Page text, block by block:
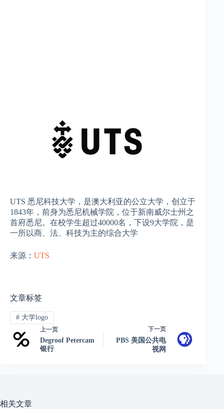
UTS 悉尼科技大学，是澳大利亚的公立大学，创立于
1843年，前身为悉尼机械学院，位于新南威尔士州之
首府悉尼。在校学生超过40000名，下设9大学院，是
一所以商、法、科技为主的综合大学
来源： UTS
文章标签
#大学logo
上一页
Degroof Petercam
银行
下一页
PBS 美国公共电
视网
相关文章